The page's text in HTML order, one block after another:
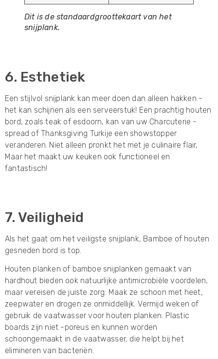
Dit is de standaardgroottekaart van het
snijplank.
6. Esthetiek
Een stijlvol snijplank kan meer doen dan alleen hakken -
het kan schijnen als een serveerstuk! Een prachtig houten
bord, zoals teak of esdoorn, kan van uw Charcuterie -
spread of Thanksgiving Turkije een showstopper
veranderen. Niet alleen pronkt het met je culinaire flair,
Maar het maakt uw keuken ook functioneel en
fantastisch!
7. Veiligheid
Als het gaat om het veiligste snijplank, Bamboe of houten
gesneden bord is top.
Houten planken of bamboe snijplanken gemaakt van
hardhout bieden ook natuurlijke antimicrobiële voordelen,
maar vereisen de juiste zorg: Maak ze schoon met heet,
zeepwater en drogen ze onmiddellijk. Vermijd weken of
gebruik de vaatwasser voor houten planken. Plastic
boards zijn niet -poreus en kunnen worden
schoongemaakt in de vaatwasser, die helpt bij het
elimineren van bacteriën.